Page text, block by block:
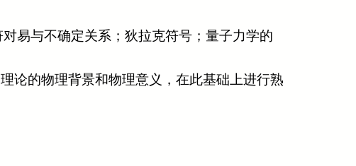
易与不确定关系；狄拉克符号；量子力学的
论的物理背景和物理意义，在此基础上进行熟